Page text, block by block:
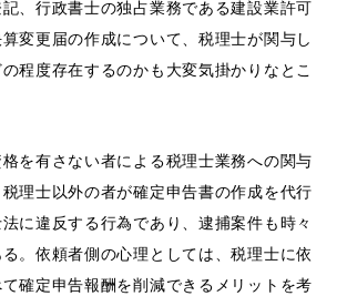
、行政書士の独占業務である建設業許可
変更届の作成について、税理士が関与し
程度存在するのかも大変気掛かりなとこ
を有さない者による税理士業務への関与
理士以外の者が確定申告書の作成を代行
に違反する行為であり、逮捕案件も時々
。依頼者側の心理としては、税理士に依
確定申告報酬を削減できるメリットを考